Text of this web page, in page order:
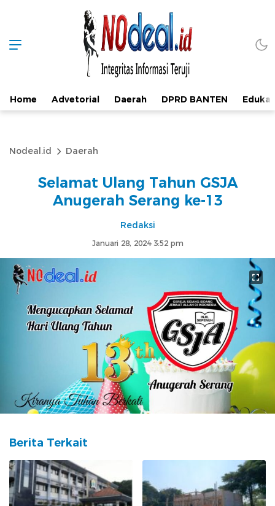
Home Advetorial Daerah DPRD BANTEN
Nodeal.id Daerah
Selamat Ulang Tahun GSJA
Anugerah Serang ke-13
Redaksi
Januari 28, 2024 3:52 pm
Berita Terkait